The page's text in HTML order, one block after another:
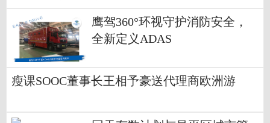
鹰驾360°环视守护消防安全，
全新定义ADAS
瘦课SOOC董事长王相予豪送代理商欧洲游